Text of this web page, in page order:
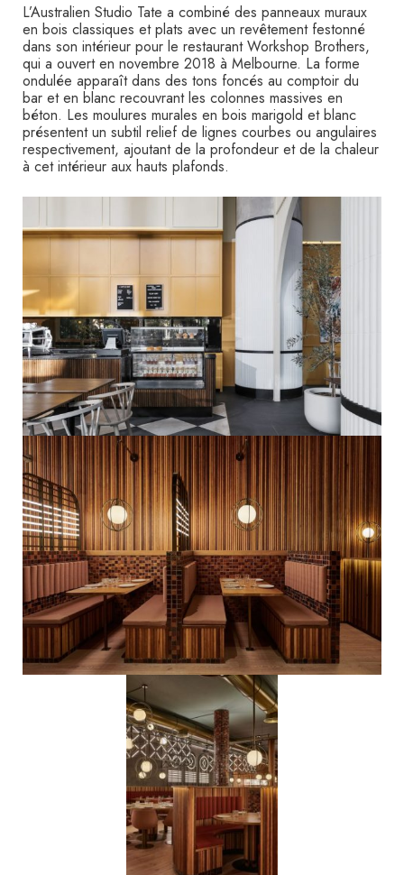
L’Australien Studio Tate a combiné des panneaux muraux
en bois classiques et plats avec un revêtement festonné
dans son intérieur pour le restaurant Workshop Brothers,
qui a ouvert en novembre 2018 à Melbourne. La forme
ondulée apparaît dans des tons foncés au comptoir du
bar et en blanc recouvrant les colonnes massives en
béton. Les moulures murales en bois marigold et blanc
présentent un subtil relief de lignes courbes ou angulaires
respectivement, ajoutant de la profondeur et de la chaleur
à cet intérieur aux hauts plafonds.